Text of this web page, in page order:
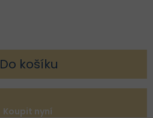
Do košíku
Koupit nyní